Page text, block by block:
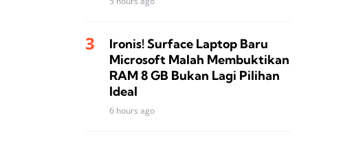
Ironis! Surface Laptop Baru
Microsoft Malah Membuktikan
RAM 8 GB Bukan Lagi Pilihan
Ideal
6 hours ago